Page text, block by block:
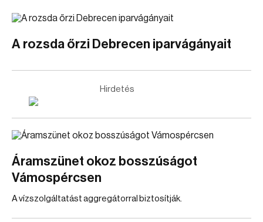
A rozsda őrzi Debrecen iparvágányait
Hirdetés
Áramszünet okoz bosszúságot
Vámospércsen
A vízszolgáltatást aggregátorral biztosítják.